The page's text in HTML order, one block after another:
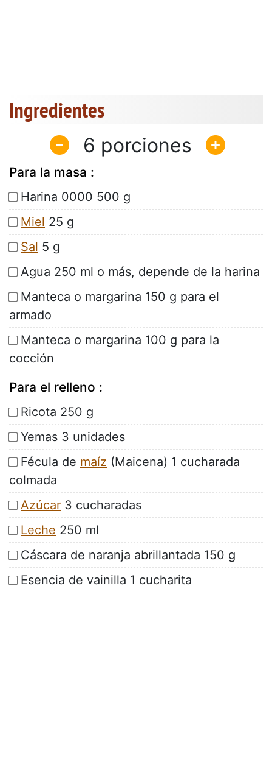
Ingredientes
6
Para la masa :
Harina 0000 500 g
Miel 25 g
Sal 5 g
Agua 250 ml o más, depende de la harina
Manteca o margarina 150 g para el
armado
Manteca o margarina 100 g para la
cocción
Para el relleno :
Ricota 250 g
Yemas 3 unidades
Fécula de maíz (Maicena) 1 cucharada
colmada
Azúcar 3 cucharadas
Leche 250 ml
Cáscara de naranja abrillantada 150 g
Esencia de vainilla 1 cucharita